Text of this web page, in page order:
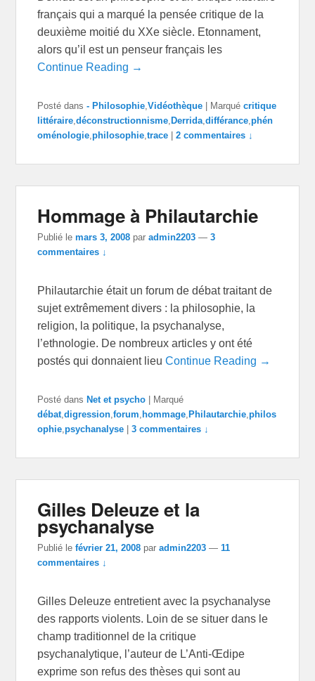
français qui a marqué la pensée critique de la
deuxième moitié du XXe siècle. Etonnament,
alors qu’il est un penseur français les
Continue Reading →
Posté dans - Philosophie ,Vidéothèque Marqué critique
littéraire ,déconstructionnisme Derrida ,différance ,phén
oménologie ,philosophie ,trace |2 commentaires ↓
Hommage à Philautarchie
Publié lemars 3, 2008 paradmin2203 —3
commentaires ↓
Philautarchie était un forum de débat traitant de
sujet extrêmement divers : la philosophie, la
religion, la politique, la psychanalyse,
l’ethnologie. De nombreux articles y ont été
postés qui donnaient lieuContinue Reading →
Posté dans Net et psycho
Marqué
débat ,digression ,forum hommage Philautarchie ,philos
ophie ,psychanalyse |3 commentaires ↓
Gilles Deleuze et la
psychanalyse
Publié lefévrier 21, 2008 paradmin2203 —11
commentaires ↓
Gilles Deleuze entretient avec la psychanalyse
des rapports violents. Loin de se situer dans le
champ traditionnel de la critique
psychanalytique, l’auteur de L’Anti-Œdipe
exprime son refus des thèses qui sont au